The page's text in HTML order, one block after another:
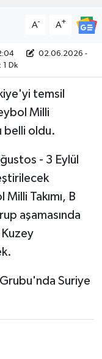
A- A+
02.06.2026 -
1 Dk
temsil
Milli
belli oldu.
- 3 Eylül
Takımı, B
aşamasında
Grubu'nda Suriye